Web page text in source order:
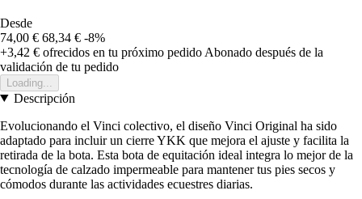
Desde
74,00 € 68,34 € -8%
+3,42 € ofrecidos en tu próximo pedido Abonado después de la
validación de tu pedido
Loading...
Descripción
Evolucionando el Vinci colectivo, el diseño Vinci Original ha sido
adaptado para incluir un cierre YKK que mejora el ajuste y facilita la
retirada de la bota. Esta bota de equitación ideal integra lo mejor de la
tecnología de calzado impermeable para mantener tus pies secos y
cómodos durante las actividades ecuestres diarias.